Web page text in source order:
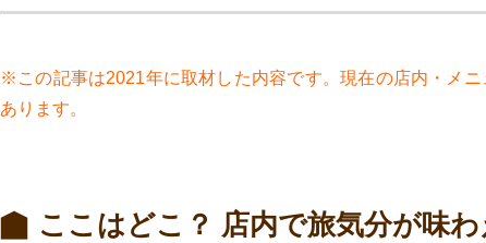
※この記事は2021年に取材した内容です。現在の店内・メ
あります。
ここはどこ？ 店内で旅気分が味